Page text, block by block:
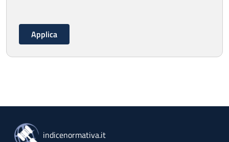
indicenormativa.it